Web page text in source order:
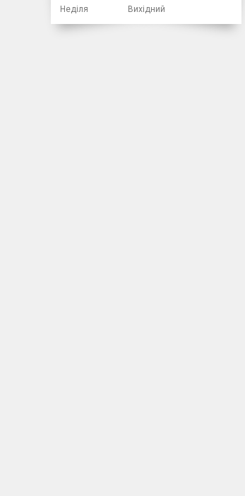
Неділя
Вихідний